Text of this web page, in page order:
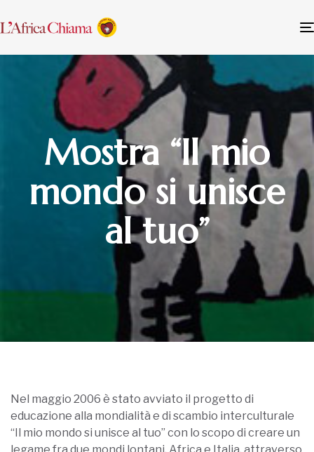
Mostra “Il mio
mondo si unisce
al tuo”
Nel maggio 2006 è stato avviato il progetto di
educazione alla mondialità e di scambio interculturale
“Il mio mondo si unisce al tuo” con lo scopo di creare un